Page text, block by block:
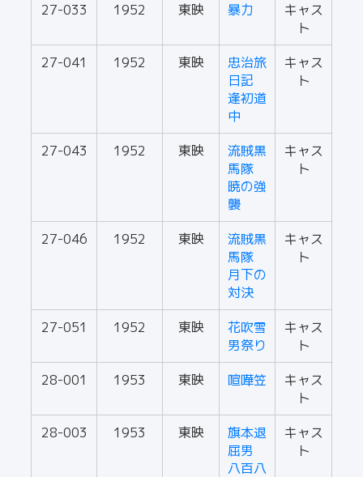
27-033 1952 東映 暴力
キャス
ト
27-041
1952 東映
忠治旅
日記
逢初道
中
キャス
ト
27-043 1952 東映
流賊黒
馬隊
暁の強
襲
キャス
ト
27-046 1952 東映
流賊黒
馬隊
月下の
対決
キャス
ト
27-051 1952 東映
花吹雪
男祭り
キャス
ト
28-001
1953 東映 喧嘩笠
キャス
ト
28-003
1953 東映
旗本退
屈男
八百八
キャス
ト